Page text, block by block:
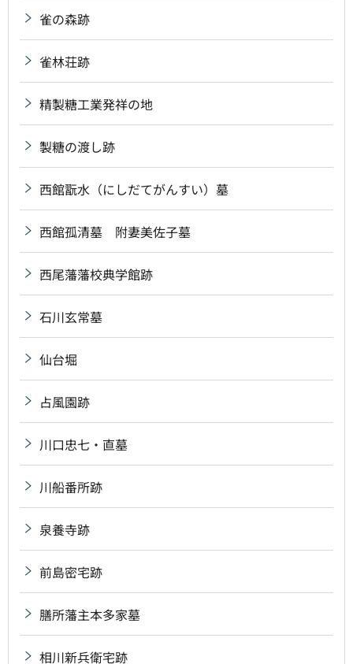
雀の森跡
雀林荘跡
精製糖工業発祥の地
製糖の渡し跡
西館翫水（にしだてがんすい）墓
西館孤清墓 附妻美佐子墓
西尾藩藩校典学館跡
石川玄常墓
仙台堀
占風園跡
川口忠七・直墓
川船番所跡
泉養寺跡
前島密宅跡
膳所藩主本多家墓
相川新兵衛宅跡